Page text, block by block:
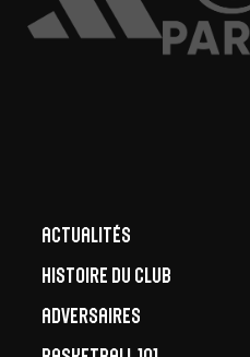
Actualités
Histoire du club
Adversaires